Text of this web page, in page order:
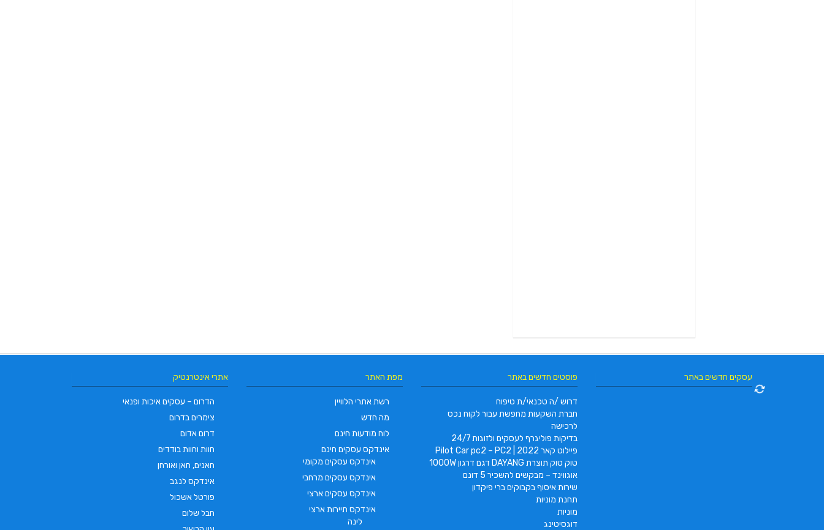
אתרי אינטרנטיק
הדרום – עסקים איכות ופנאי
צימרים בדרום
דרום אדום
חוות וחוות בודדים
חאנים, חאן ואורחן
אינדקס לנגב
פורטל אשכול
חבל שלום
מפת האתר
רשת אתרי הלוויין
מה חדש
לוח מודעות חינם
אינדקס עסקים חינם
אינדקס עסקים מקומי
אינדקס עסקים מרחבי
אינדקס עסקים ארצי
אינדקס תיירות ארצי
לינה
פוסטים חדשים באתר
דרוש /ה טכנאי/ת טיפוח
חברת השקעות מחפשת עבור לקוח נכס
לרכישה
בדיקות פוליגרף לעסקים ולזוגות 24/7
פיילוט קאר 2022 | Pilot Car pc2 – PC2
טוק טוק תוצרת DAYANG דגם דרגון 1000W
אוגווינד – מבקשים להשכיר 5 דונם
שירות איסוף בקבוקים ברי פיקדון
תחנת מוניות
מוניות
דוגסיטינג
עסקים חדשים באתר